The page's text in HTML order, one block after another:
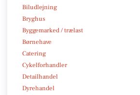
Biludlejning
Bryghus
Byggemarked / trælast
Børnehave
Catering
Cykelforhandler
Detailhandel
Dyrehandel